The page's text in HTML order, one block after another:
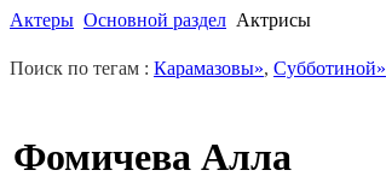
Актеры Основной раздел Актрисы
Поиск по тегам : Карамазовы», Субботиной»
Фомичева Алла